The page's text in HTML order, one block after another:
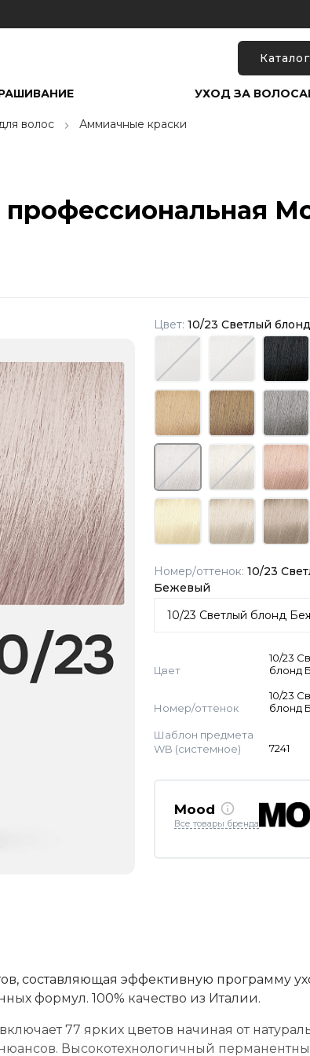
Каталог
УХОД ЗА
волос Аммиачные краски
Цвет: 10/23 Светлый
Номер/оттенок: 10/23
Бежевый
Цвет
10/23
блонд
Номер/оттенок
10/23
блонд
Шаблон предмета
WB (системное)
7241
Mood
Все товары бренда
составляющая эффективную программу
формул. 100% качество из Италии.
77 ярких цветов начиная от
Высокотехнологичный